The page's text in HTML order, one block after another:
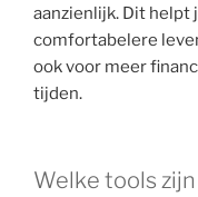
aanzienlijk. Dit helpt
comfortabelere
ook voor meer
tijden.
Welke tools